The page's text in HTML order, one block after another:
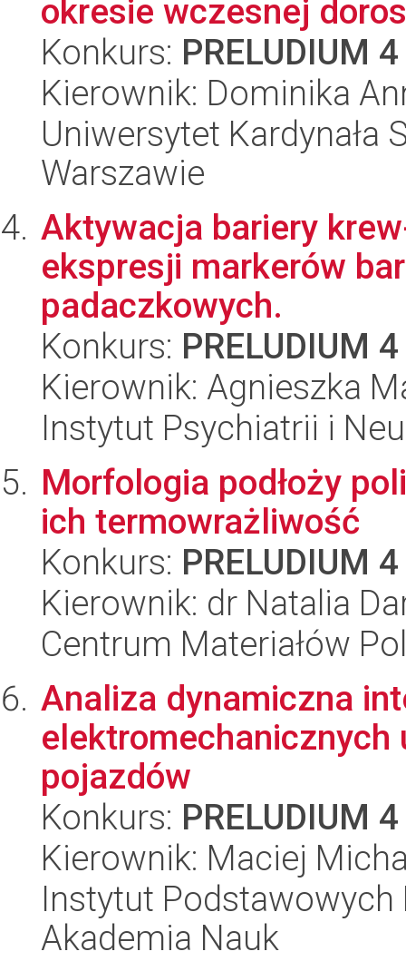
okresie wczesnej
Konkurs: PRELUDIUM 4
Kierownik: Dominika
Uniwersytet Kardynała
Warszawie
Aktywacja bariery
ekspresji markerów
padaczkowych.
Konkurs: PRELUDIUM 4
Kierownik: Agnieszka
Instytut Psychiatrii i
Morfologia podłoży
ich termowrażliwość
Konkurs: PRELUDIUM 4
Kierownik: dr Natalia
Centrum Materiałów
Analiza dynamiczna
elektromechanicznych
pojazdów
Konkurs: PRELUDIUM 4
Kierownik: Maciej
Instytut
Akademia Nauk